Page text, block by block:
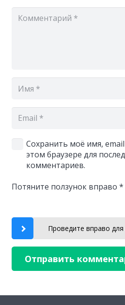
Сохранить моё имя,
этом браузере для
комментариев.
Потяните ползунок вправо *
Проведите вправо
Отправить